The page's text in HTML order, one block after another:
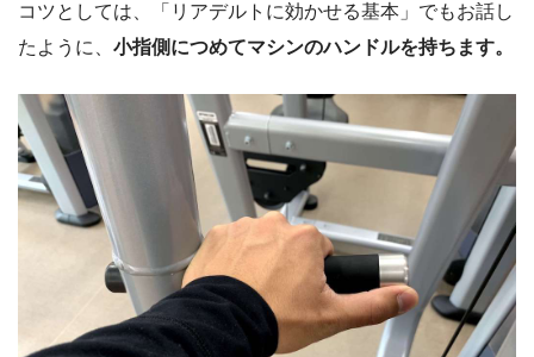
コツとしては、「リアデルトに効かせる基本」でもお話し
たように、 小指側につめてマシンのハンドルを持ちます。